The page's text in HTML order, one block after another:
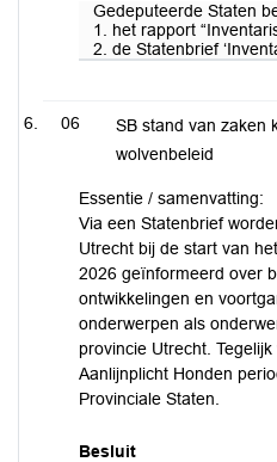
Gedeputeerde Staten
1. het rapport
2. de Statenbrief
06
SB stand van zaken
wolvenbeleid
Essentie / samenvatting:
Via een Statenbrief
Utrecht bij de start van
2026 geïnformeerd over
ontwikkelingen en
onderwerpen als
provincie Utrecht. Tegelijk
Aanlijnplicht Honden
Provinciale Staten.
Besluit